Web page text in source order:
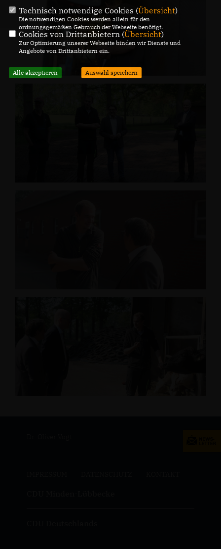
Technisch notwendige Cookies (Übersicht)
Die notwendigen Cookies werden allein für den
ordnungsgemäßen Gebrauch der Webseite benötigt.
Cookies von Drittanbietern (Übersicht)
Zur Optimierung unserer Webseite binden wir Dienste und
Angebote von Drittanbietern ein.
Alle akzeptieren Auswahl speichern